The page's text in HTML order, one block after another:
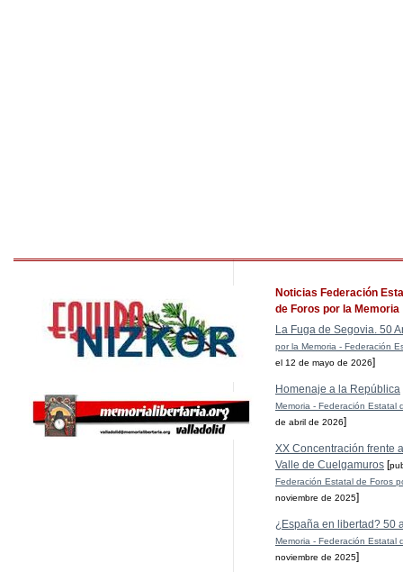
Noticias Federación
de Foros por la Memoria
La Fuga de Segovia. 50
por la Memoria - Federación
el 12 de mayo de 2026]
Homenaje a la República
Memoria - Federación Estatal
de abril de 2026]
XX Concentración frente
Valle de Cuelgamuros [
Federación Estatal de Foros
noviembre de 2025]
¿España en libertad? 50
Memoria - Federación Estatal
noviembre de 2025]